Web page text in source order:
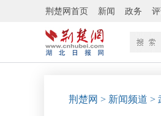
荆楚网首页 新闻 政务
荆楚网 > 新闻频道 >